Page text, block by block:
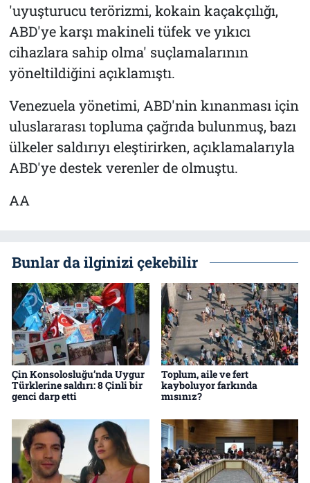
'uyuşturucu terörizmi, kokain kaçakçılığı,
ABD'ye karşı makineli tüfek ve yıkıcı
cihazlara sahip olma' suçlamalarının
yöneltildiğini açıklamıştı.
Venezuela yönetimi, ABD'nin kınanması için
uluslararası topluma çağrıda bulunmuş, bazı
ülkeler saldırıyı eleştirirken, açıklamalarıyla
ABD'ye destek verenler de olmuştu.
AA
Bunlar da ilginizi çekebilir
Çin Konsolosluğu’nda Uygur
Türklerine saldırı: 8 Çinli bir
genci darp etti
Toplum, aile ve fert
kayboluyor farkında
mısınız?